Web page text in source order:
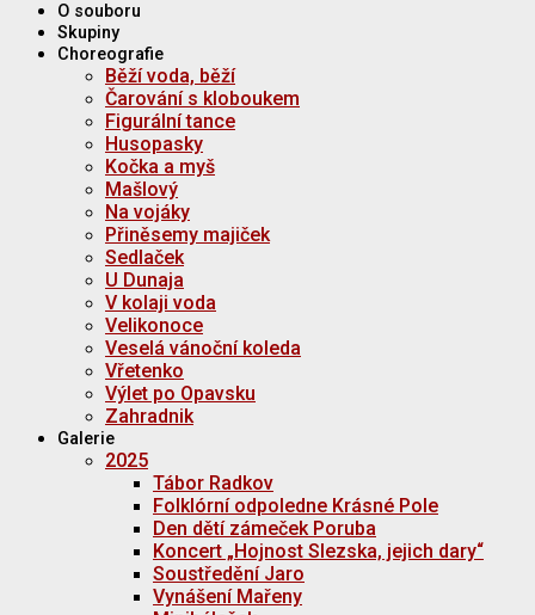
O souboru
Skupiny
Choreografie
Běží voda, běží
Čarování s kloboukem
Figurální tance
Husopasky
Kočka a myš
Mašlový
Na vojáky
Přiněsemy majiček
Sedlaček
U Dunaja
V kolaji voda
Velikonoce
Veselá vánoční koleda
Vřetenko
Výlet po Opavsku
Zahradnik
Galerie
2025
Tábor Radkov
Folklórní odpoledne Krásné Pole
Den dětí zámeček Poruba
Koncert „Hojnost Slezska, jejich dary“
Soustředění Jaro
Vynášení Mařeny